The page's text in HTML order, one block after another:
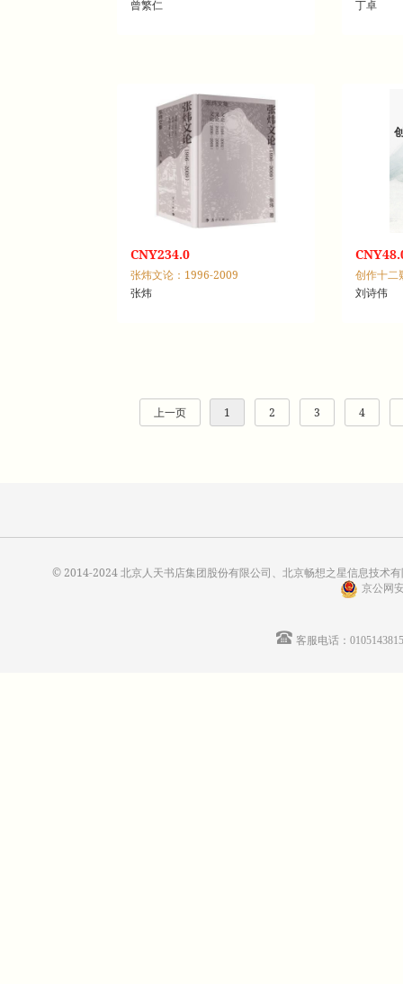
曾繁仁
丁卓
CNY234.0
张炜文论：1996-2009
张炜
刘诗伟
上一页 1 2 3 4
© 2014-2024 北京人天书店集团股份有限公司、北京畅想之星信息技术
京公网
客服电话：